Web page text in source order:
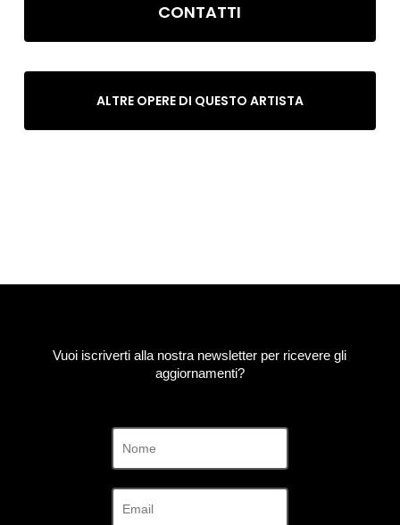
CONTATTI
ALTRE OPERE DI QUESTO ARTISTA
Vuoi iscriverti alla nostra newsletter per ricevere gli
aggiornamenti?